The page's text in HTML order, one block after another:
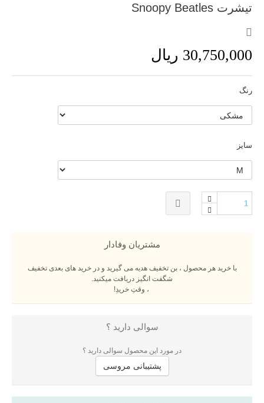
تیشرت Snoopy Beatles
30,750,000 ریال
رنگ
سایز
مشتریان وفادار
با خرید هر محصول ، بن تخفیف هدیه می گیرید و در خرید های بعدی تخفیف
شگفت انگیز دریافت میکنید.
، وقتِ خریدِ!
سوالی دارید ؟
در مورد این محصول سوالی دارید ؟
پشتیبانی مروسی